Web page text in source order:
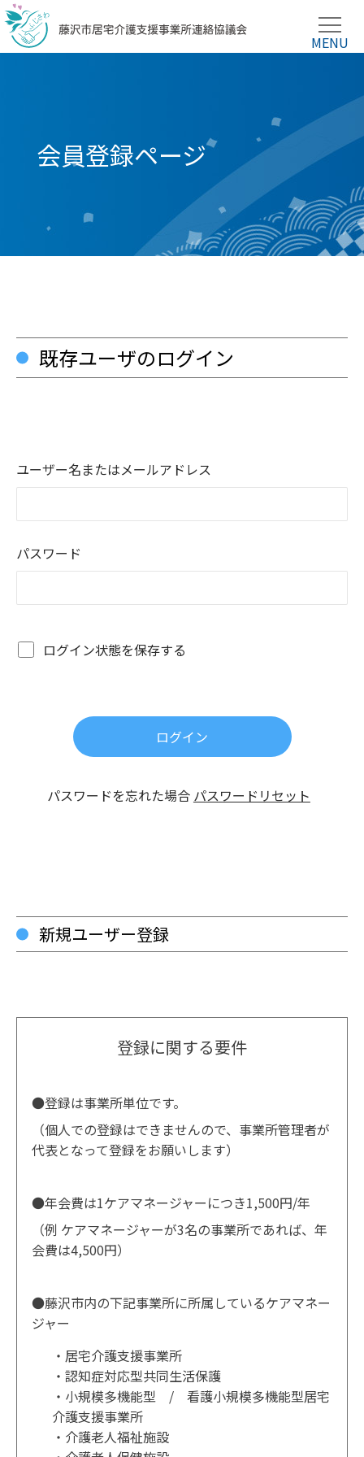
会員登録ページ
既存ユーザのログイン
ユーザー名またはメールアドレス
パスワード
ログイン状態を保存する
パスワードを忘れた場合 パスワードリセット
新規ユーザー登録
登録に関する要件
●登録は事業所単位です。
（個人での登録はできませんので、事業所管理者が
代表となって登録をお願いします）
●年会費は1ケアマネージャーにつき1,500円/年
（例 ケアマネージャーが3名の事業所であれば、年
会費は4,500円）
●藤沢市内の下記事業所に所属しているケアマネー
ジャー
・居宅介護支援事業所
・認知症対応型共同生活保護
・小規模多機能型 / 看護小規模多機能型居宅
介護支援事業所
・介護老人福祉施設